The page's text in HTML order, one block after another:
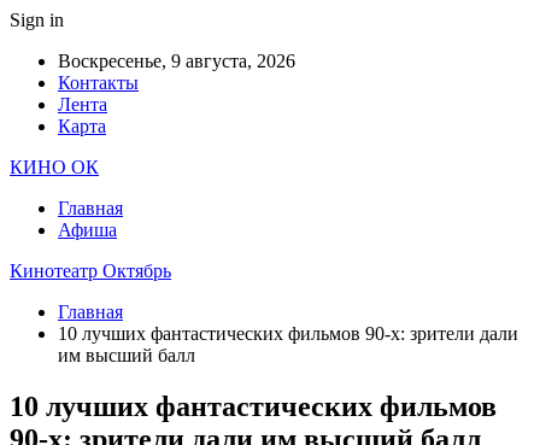
Sign in
Воскресенье, 9 августа, 2026
Контакты
Лента
Карта
КИНО ОК
Главная
Афиша
Кинотеатр Октябрь
Главная
10 лучших фантастических фильмов 90-х: зрители дали
им высший балл
10 лучших фантастических фильмов